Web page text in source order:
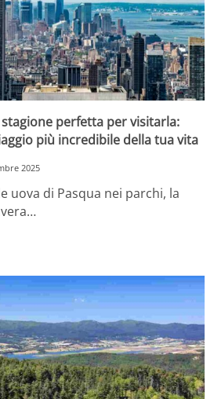
stagione perfetta per visitarla:
più incredibile della tua vita
2025
uova di Pasqua nei parchi, la